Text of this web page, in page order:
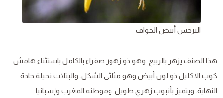
النرجس أبيض الحواف
هذا الصنف يزهر بالربيع. وهو ذو زهور صفراء بالكامل باستثناء هامش
كوب الاكليل ذو لون أبيض وهو مثلثي الشكل. والبتلات نحيلة حادة
النهاية. ويتميز بأنبوب زهري طويل. وموطنه المغرب وإسبانيا.